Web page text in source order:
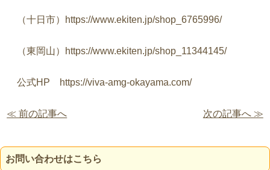
（十日市）https://www.ekiten.jp/shop_6765996/
（東岡山）https://www.ekiten.jp/shop_11344145/
公式HP https://viva-amg-okayama.com/
≪ 前の記事へ 次の記事へ ≫
お問い合わせはこちら